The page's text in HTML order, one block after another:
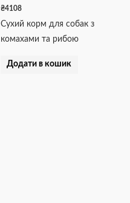
₴4108
Сухий корм для собак з
комахами та рибою
Додати в кошик